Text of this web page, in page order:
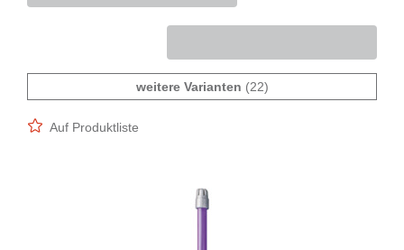
weitere Varianten (22)
Auf Produktliste